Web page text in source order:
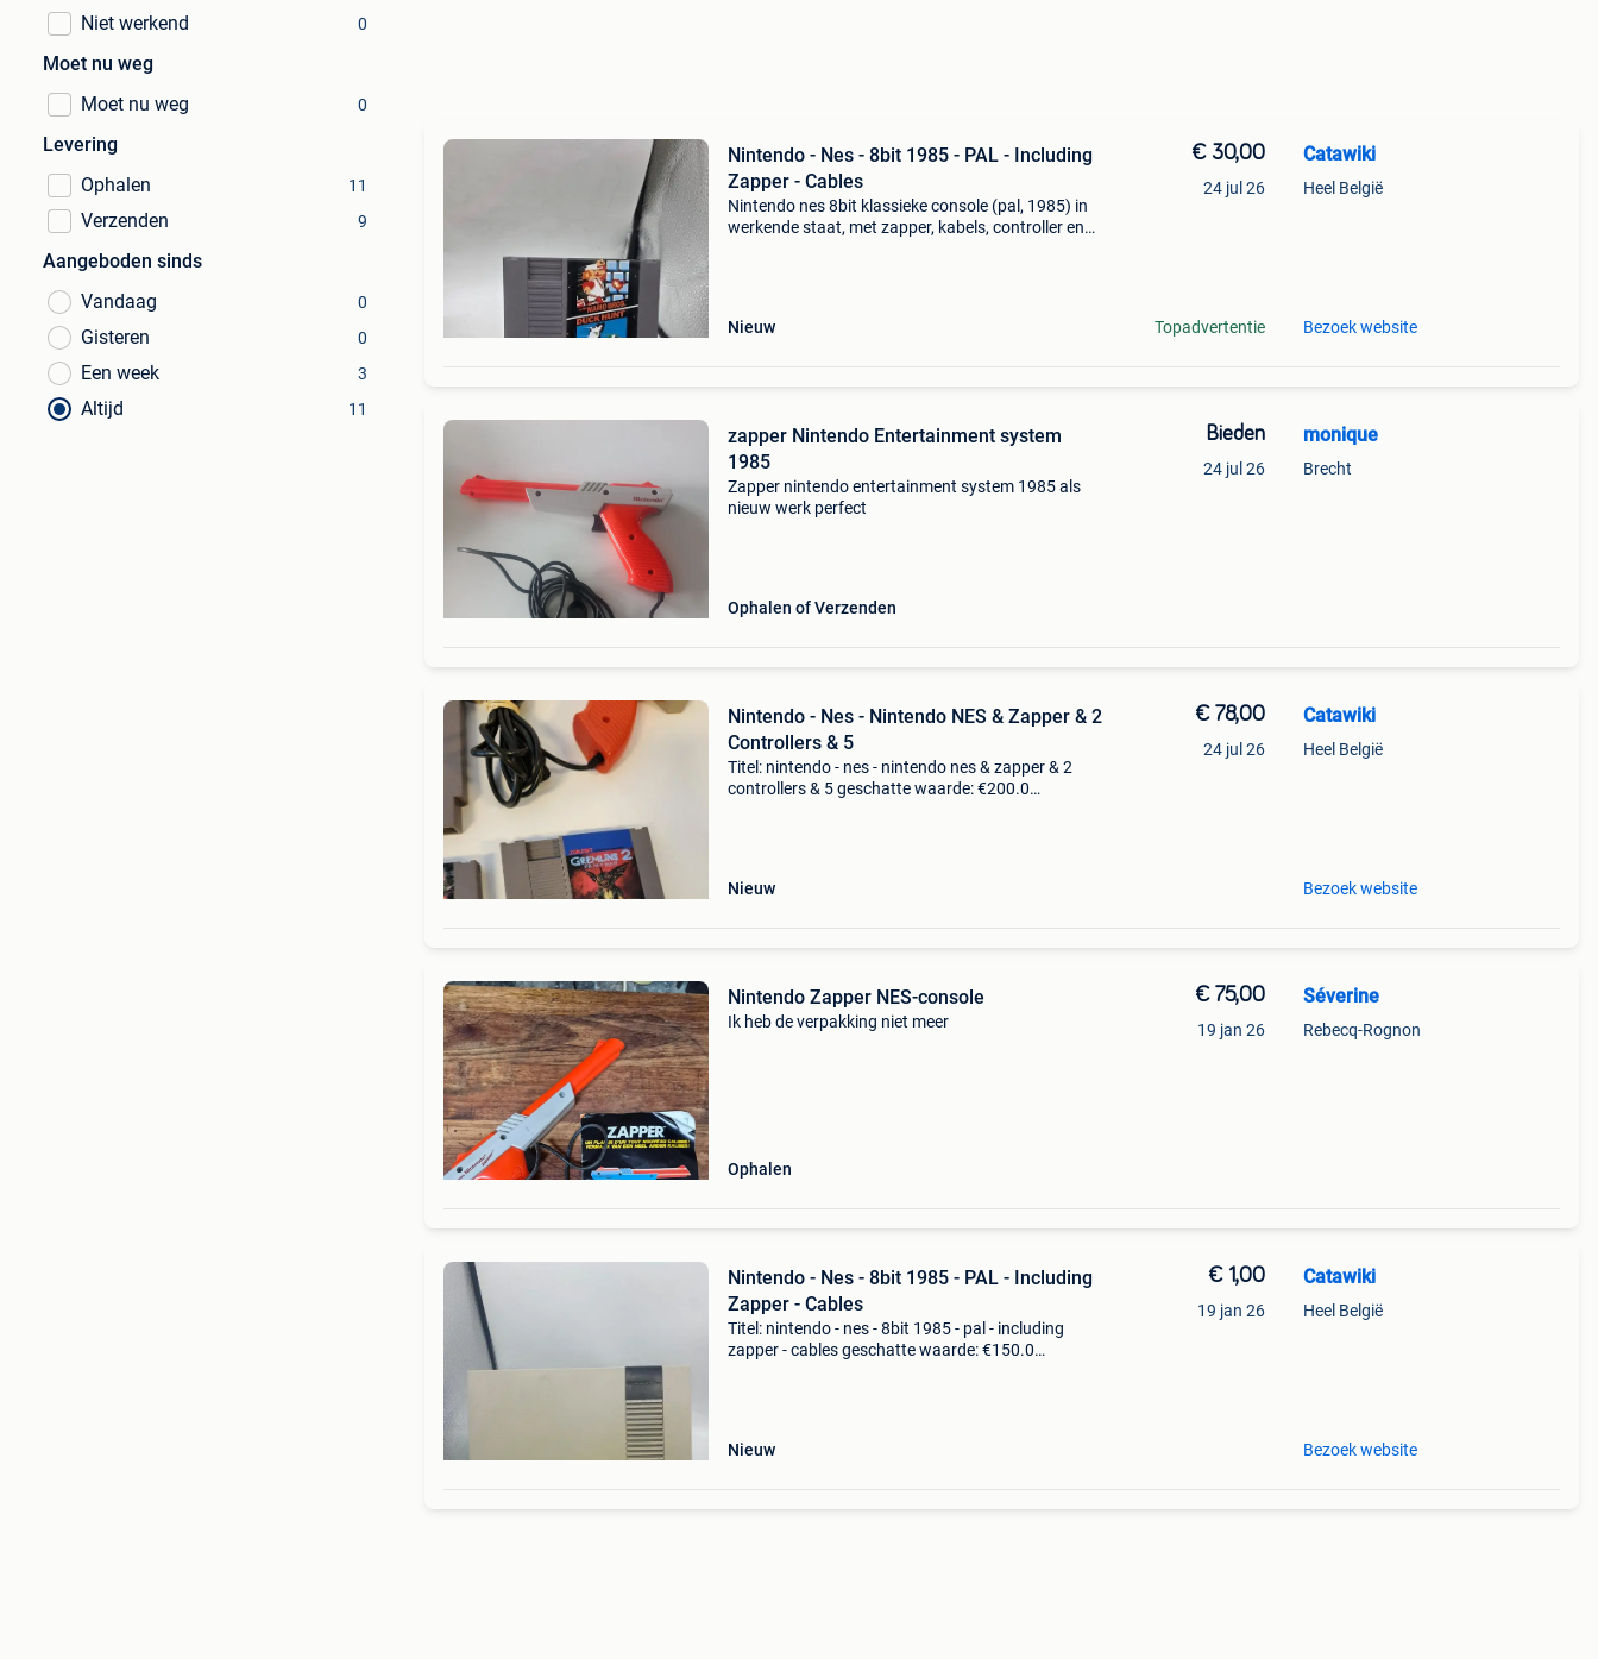
Niet werkend 0
Moet nu weg
Moet nu weg
0
Levering
Ophalen
11
Verzenden 9
Aangeboden sinds
Vandaag
0
Gisteren 0
Een week 3
Altijd 11
Nintendo - Nes - 8bit 1985 - PAL - Including
Zapper - Cables
Nintendo nes 8bit klassieke console (pal, 1985) in
werkende staat, met zapper, kabels, controller en
Nieuw
€ 30,00
24 jul 26
Topadvertentie
Catawiki
Heel België
Bezoek website
zapper Nintendo Entertainment system
1985
Zapper nintendo entertainment system 1985 als
nieuw werk perfect
Ophalen of Verzenden
Bieden
24 jul 26
monique
Brecht
Nintendo - Nes - Nintendo NES & Zapper & 2
Controllers & 5
Titel: nintendo - nes - nintendo nes & zapper & 2
controllers & 5 geschatte waarde: €200.0
Nieuw
€ 78,00
24 jul 26
Catawiki
Heel België
Bezoek website
Nintendo Zapper NES-console
Ik heb de verpakking niet meer
Ophalen
€ 75,00
19 jan 26
Séverine
Rebecq-Rognon
Nintendo - Nes - 8bit 1985 - PAL - Including
Zapper - Cables
Titel: nintendo - nes - 8bit 1985 - pal - including
zapper - cables geschatte waarde: €150.0
Nieuw
€ 1,00
19 jan 26
Catawiki
Heel België
Bezoek website